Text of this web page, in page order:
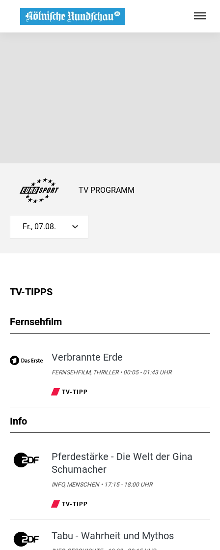
TV PROGRAMM
Fr., 07.08.
TV-TIPPS
Fernsehfilm
Verbrannte Erde
FERNSEHFILM, THRILLER • 00:05 - 01:43 UHR
TV-TIPP
Info
Pferdestärke - Die Welt der Gina
Schumacher
INFO, MENSCHEN • 17:15 - 18:00 UHR
TV-TIPP
Tabu - Wahrheit und Mythos